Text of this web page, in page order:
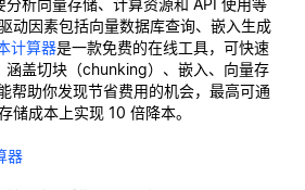
分析向量存储、计算资源和 API 使用等
动因素包括向量数据库查询、嵌入生成
计算器是一款免费的在线工具，可快速
涵盖切块（chunking）、嵌入、向量存
帮助你发现节省费用的机会，最高可通
储成本上实现 10 倍降本。
器